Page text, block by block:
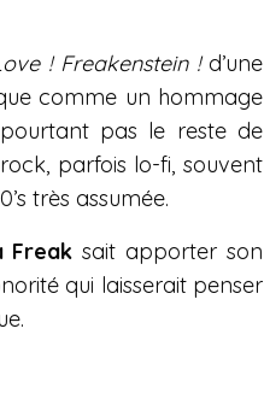
t
e
t
i
n
s
t
e
r
f
l
l
! Freakenstein !d’une
comme un hommage
pas le reste de
parfois lo-fi, souvent
très assumée.
Freaksait apporter son
qui laisserait penser